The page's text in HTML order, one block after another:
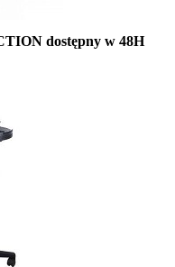
dostępny w 48H